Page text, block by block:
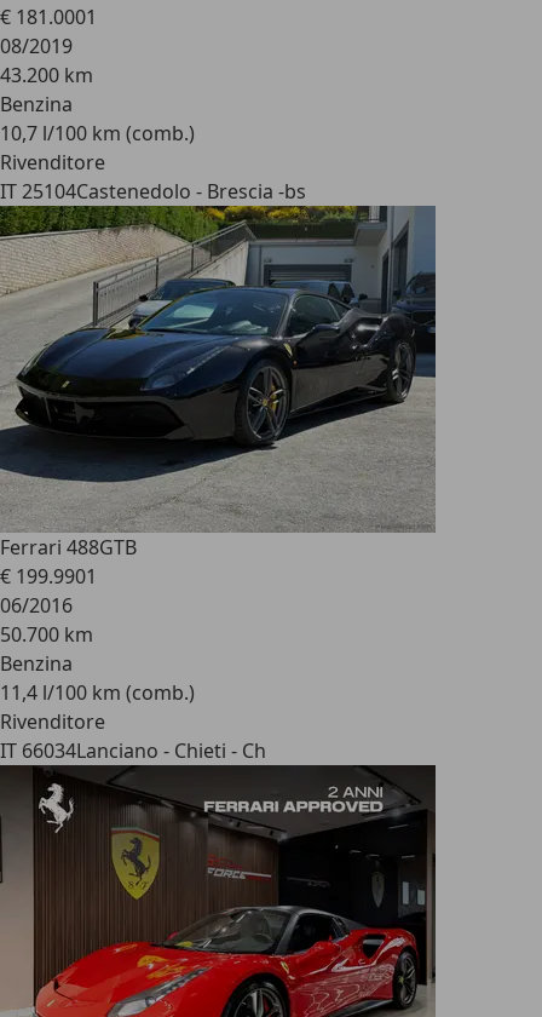
€ 181.0001
08/2019
43.200 km
Benzina
10,7 l/100 km (comb.)
Rivenditore
IT 25104Castenedolo - Brescia -bs
Ferrari 488GTB
€ 199.9901
06/2016
50.700 km
Benzina
11,4 l/100 km (comb.)
Rivenditore
IT 66034Lanciano - Chieti - Ch